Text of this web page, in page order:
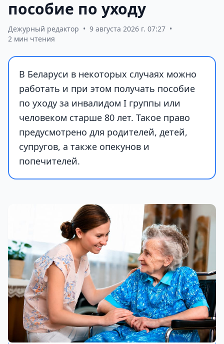
пособие по уходу
Дежурный редактор • 9 августа 2026 г. 07:27 •
2 мин чтения
В Беларуси в некоторых случаях можно
работать и при этом получать пособие
по уходу за инвалидом I группы или
человеком старше 80 лет. Такое право
предусмотрено для родителей, детей,
супругов, а также опекунов и
попечителей.